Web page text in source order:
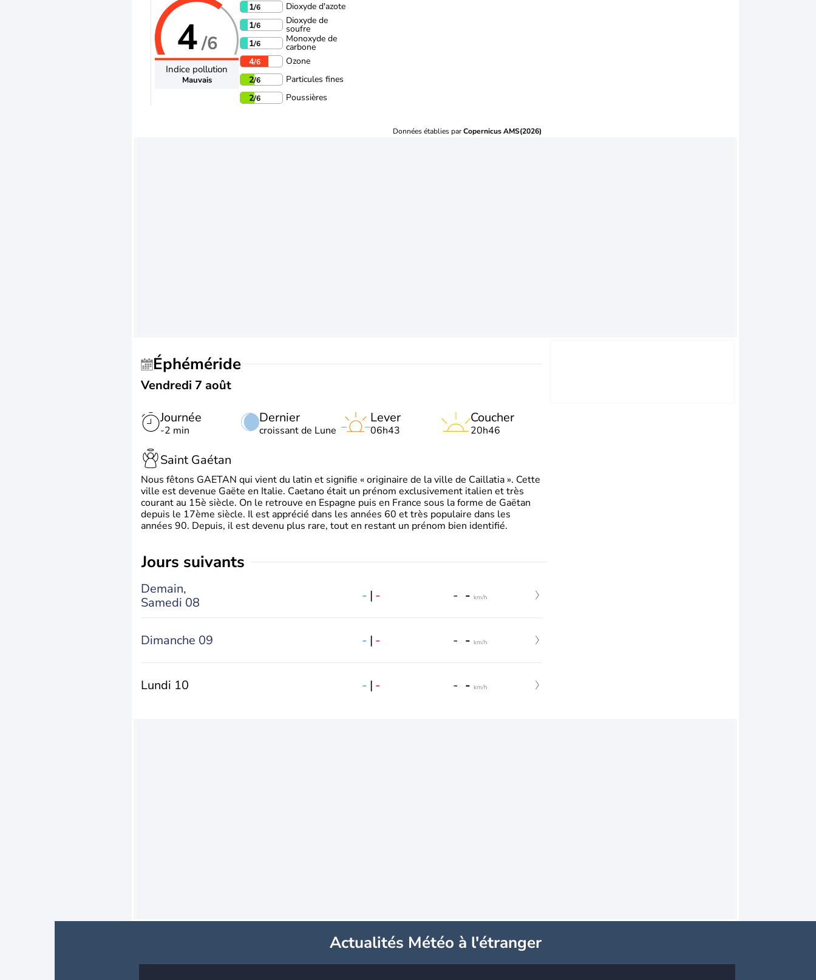
4/6
Indice pollution
Mauvais
1/6
Dioxyde d'azote
1/6 Dioxyde de
soufre
1/6 Monoxyde de
carbone
4/6
Ozone
2/6
Particules fines
2/6 Poussières
Données établies parCopernicus AMS(2026)
Éphéméride
Vendredi 7 août
Journée
-2 min
Dernier
croissant de Lune
Lever
06h43
Coucher
20h46
Saint Gaétan
Nous fêtons GAETAN qui vient du latin et signifie « originaire de la ville de Caillatia ». Cette
ville est devenue Gaëte en Italie. Caetano était un prénom exclusivement italien et très
courant au 15è siècle. On le retrouve en Espagne puis en France sous la forme de Gaëtan
depuis le 17ème siècle. Il est apprécié dans les années 60 et très populaire dans les
années 90. Depuis, il est devenu plus rare, tout en restant un prénom bien identifié.
jours suivants
Demain,
Samedi 08
- | - - - km/h
Dimanche 09 - | - - - km/h
Lundi 10 - | - - - km/h
Actualités Météo à l'étranger